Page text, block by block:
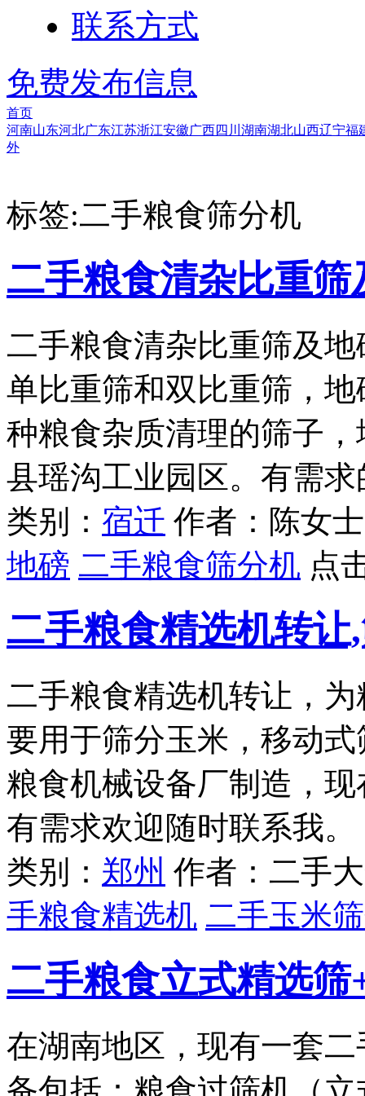
联系方式
免费发布信息
首页
河南山东河北广东江苏浙江安徽广西四川 湖南湖北山西辽宁福
外
标签:二手粮食筛分机
二手粮食清杂比重筛
二手粮食清杂比重筛及
单比重筛和双比重筛，
种粮食杂质清理的筛子
县瑶沟工业园区。有需
类别： 宿迁 作者：陈女
地磅 二手粮食筛分机 点
二手粮食精选机转让
二手粮食精选机转让，
要用于筛分玉米，移动
粮食机械设备厂制造，
有需求欢迎随时联系我。
类别： 郑州 作者：二手
手粮食精选机 二手玉米
二手粮食立式精选
在湖南地区，现有一套